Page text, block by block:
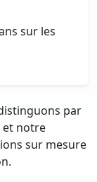
sur les
par
et notre
sur mesure